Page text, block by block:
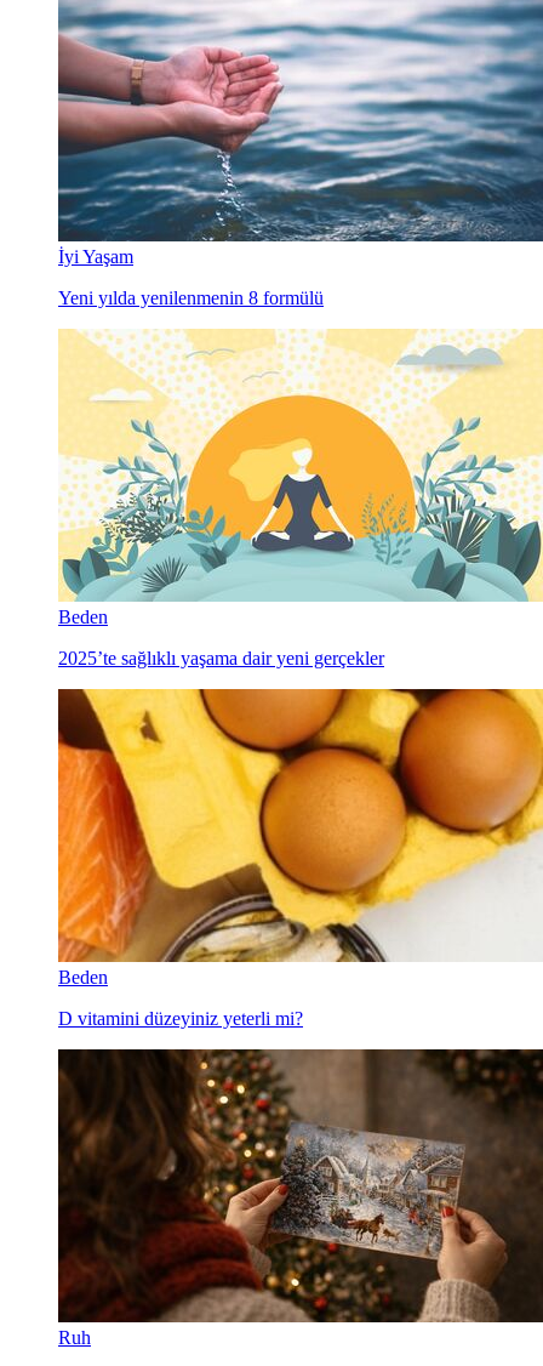
İyi Yaşam
Yeni yılda yenilenmenin 8 formülü
Beden
2025’te sağlıklı yaşama dair yeni gerçekler
Beden
D vitamini düzeyiniz yeterli mi?
Ruh